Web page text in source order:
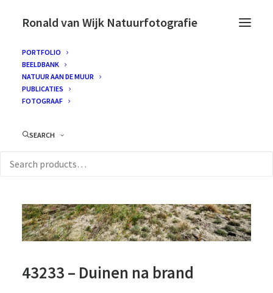
Ronald van Wijk Natuurfotografie
PORTFOLIO
BEELDBANK
NATUUR AAN DE MUUR
PUBLICATIES
FOTOGRAAF
SEARCH
43233 – Duinen na brand